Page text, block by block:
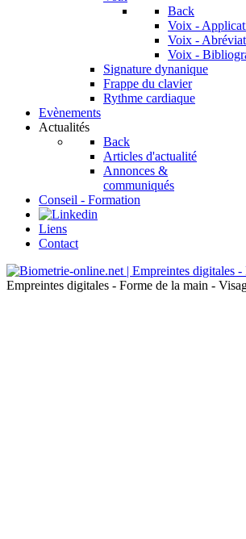
Back
Voix -
Voix -
Voix -
Signature dynanique
Frappe du clavier
Rythme cardiaque
Evènements
Actualités
Back
Articles d'actualité
Annonces &
communiqués
Conseil - Formation
Liens
Contact
Empreintes digitales - Forme de la main -